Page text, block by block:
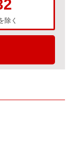
除く